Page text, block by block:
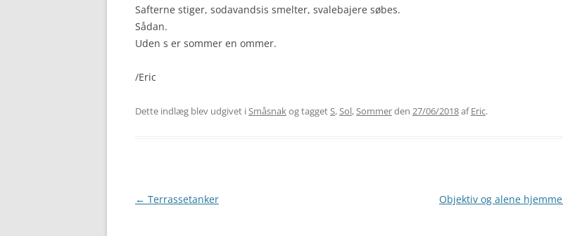
Safterne stiger, sodavandsis smelter, svalebajere søbes.
Sådan.
Uden s er sommer en ommer.
/Eric
Dette indlæg blev udgivet iSmåsnakog taggetS,Sol,Sommerden 27/06/2018afEric.
Indlægsnavigation
← Terrassetanker Objektiv og alene hjemme